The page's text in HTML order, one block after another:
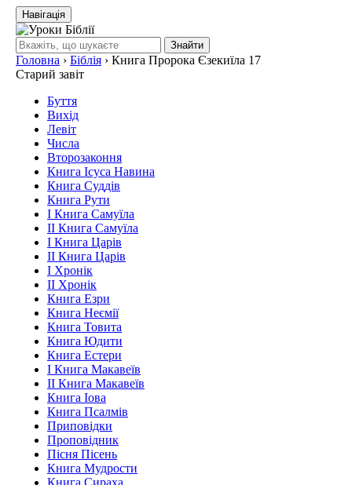
Навігація
Знайти
Головна › Біблія › Книга Пророка Єзекиїла 17
Старий завіт
Буття
Вихід
Левіт
Числа
Второзаконня
Книга Ісуса Навина
Книга Суддів
Книга Рути
І Книга Самуїла
ІІ Книга Самуїла
І Книга Царів
ІІ Книга Царів
І Хронік
ІІ Хронік
Книга Езри
Книга Неємії
Книга Товита
Книга Юдити
Книга Естери
І Книга Макавеїв
ІІ Книга Макавеїв
Книга Іова
Книга Псалмів
Приповідки
Проповідник
Пісня Пісень
Книга Мудрости
Книга Сираха